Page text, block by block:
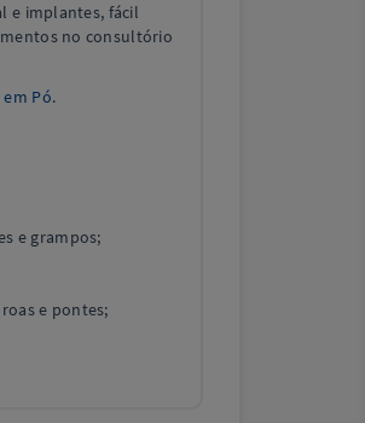
e implantes, fácil
no consultório
Pó.
e grampos;
e pontes;